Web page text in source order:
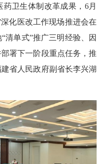
卫生体制改革成果，6月
化医改工作现场推进会在
清单式”推广三明经验、因
署下一阶段重点任务，推
省人民政府副省长李兴湖